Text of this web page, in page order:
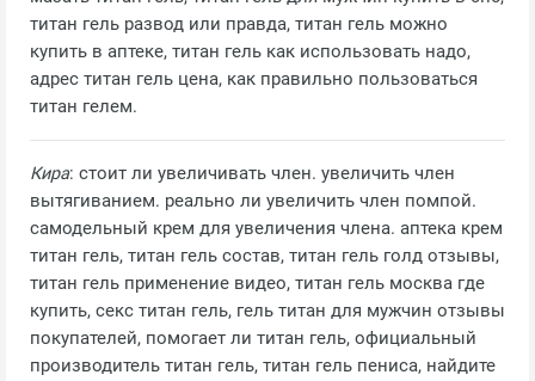
титан гель развод или правда, титан гель можно
купить в аптеке, титан гель как использовать надо,
адрес титан гель цена, как правильно пользоваться
титан гелем.
Кира: стоит ли увеличивать член. увеличить член
вытягиванием. реально ли увеличить член помпой.
самодельный крем для увеличения члена. аптека крем
титан гель, титан гель состав, титан гель голд отзывы,
титан гель применение видео, титан гель москва где
купить, секс титан гель, гель титан для мужчин отзывы
покупателей, помогает ли титан гель, официальный
производитель титан гель, титан гель пениса, найдите